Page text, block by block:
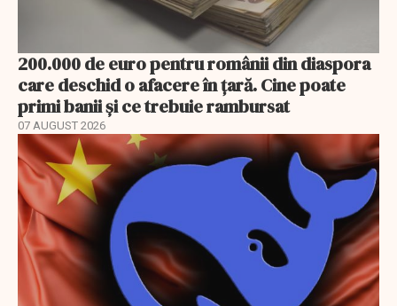
200.000 de euro pentru românii din diaspora
care deschid o afacere în țară. Cine poate
primi banii și ce trebuie rambursat
07 AUGUST 2026